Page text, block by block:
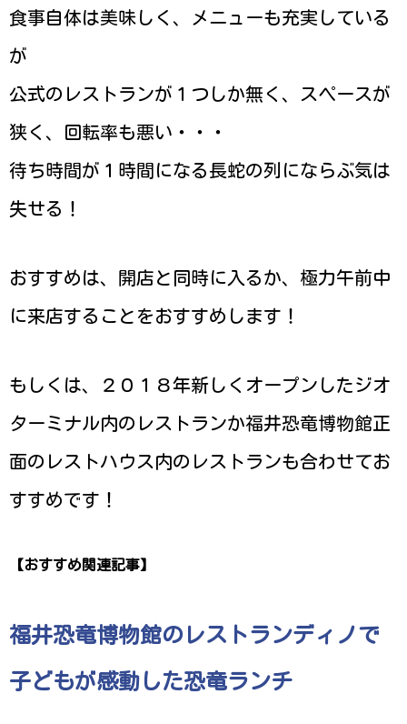
食事自体は美味しく、メニューも充実している
が
公式のレストランが１つしか無く、スペースが
狭く、回転率も悪い・・・
待ち時間が１時間になる長蛇の列にならぶ気は
失せる！
おすすめは、開店と同時に入るか、極力午前中
に来店することをおすすめします！
もしくは、２０１８年新しくオープンしたジオ
ターミナル内のレストランか福井恐竜博物館正
面のレストハウス内のレストランも合わせてお
すすめです！
【おすすめ関連記事】
福井恐竜博物館のレストランディノで
子どもが感動した恐竜ランチ